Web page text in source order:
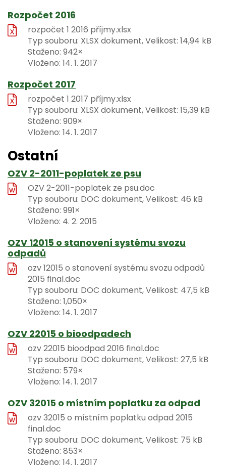
Rozpočet 2016
rozpočet 1 2016 příjmy.xlsx
Typ souboru: XLSX dokument, Velikost: 14,94 kB
Staženo: 942×
Vloženo: 14. 1. 2017
Rozpočet 2017
rozpočet 1 2017 příjmy.xlsx
Typ souboru: XLSX dokument, Velikost: 15,39 kB
Staženo: 909×
Vloženo: 14. 1. 2017
Ostatní
OZV 2-2011-poplatek ze psu
OZV 2-2011-poplatek ze psu.doc
Typ souboru: DOC dokument, Velikost: 46 kB
Staženo: 991×
Vloženo: 4. 2. 2015
OZV 12015 o stanovení systému svozu
odpadů
ozv 12015 o stanovení systému svozu odpadů
2015 final.doc
Typ souboru: DOC dokument, Velikost: 47,5 kB
Staženo: 1,050×
Vloženo: 14. 1. 2017
OZV 22015 o bioodpadech
ozv 22015 bioodpad 2016 final.doc
Typ souboru: DOC dokument, Velikost: 27,5 kB
Staženo: 579×
Vloženo: 14. 1. 2017
OZV 32015 o místním poplatku za odpad
ozv 32015 o místním poplatku odpad 2015
final.doc
Typ souboru: DOC dokument, Velikost: 75 kB
Staženo: 853×
Vloženo: 14. 1. 2017